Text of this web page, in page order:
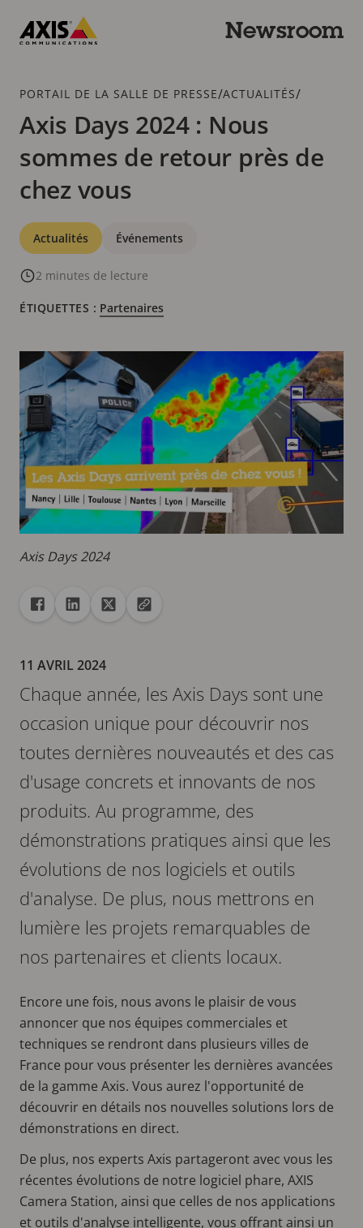
contenu
Newsroom
Fil
d'Ariane
PORTAIL DE LA SALLE DE PRESSE/ACTUALITÉS/
Axis Days 2024 : Nous
sommes de retour près de
chez vous
Catégories
Actualités Événements
2 minutes de lecture
ÉTIQUETTES : Partenaires
Axis Days 2024
Partager
Partager dans Facebook
Partager dans Linkedin
Partager dans X
Copier url dans le presse-papiers
11 AVRIL 2024
Chaque année, les Axis Days sont une
occasion unique pour découvrir nos
toutes dernières nouveautés et des cas
d'usage concrets et innovants de nos
produits. Au programme, des
démonstrations pratiques ainsi que les
évolutions de nos logiciels et outils
d'analyse. De plus, nous mettrons en
lumière les projets remarquables de
nos partenaires et clients locaux.
Encore une fois, nous avons le plaisir de vous
annoncer que nos équipes commerciales et
techniques se rendront dans plusieurs villes de
France pour vous présenter les dernières avancées
de la gamme Axis. Vous aurez l'opportunité de
découvrir en détails nos nouvelles solutions lors de
démonstrations en direct.
De plus, nos experts Axis partageront avec vous les
récentes évolutions de notre logiciel phare, AXIS
Camera Station, ainsi que celles de nos applications
et outils d'analyse intelligente, vous offrant ainsi un